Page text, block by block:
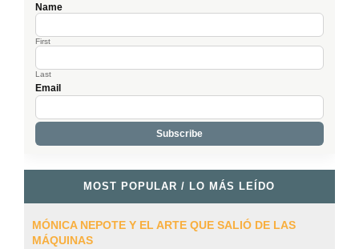
Name
First
Last
Email
MOST POPULAR / LO MÁS LEÍDO
MÓNICA NEPOTE Y EL ARTE QUE SALIÓ DE LAS
MÁQUINAS